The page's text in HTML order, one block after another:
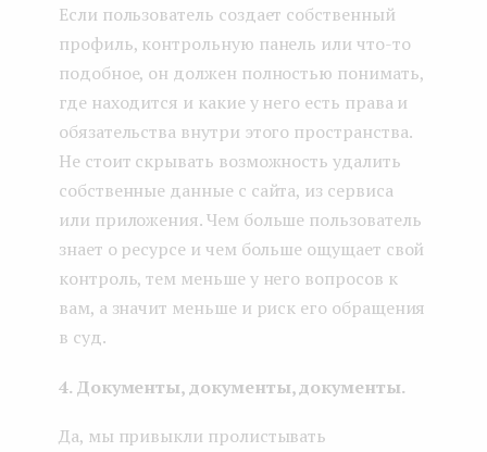
Если пользователь создает собственный
профиль, контрольную панель или что-то
подобное, он должен полностью понимать,
где находится и какие у него есть права и
обязательства внутри этого пространства.
Не стоит скрывать возможность удалить
собственные данные с сайта, из сервиса
или приложения. Чем больше пользователь
знает о ресурсе и чем больше ощущает свой
контроль, тем меньше у него вопросов к
вам, а значит меньше и риск его обращения
в суд.
4. Документы, документы, документы.
Да, мы привыкли пролистывать